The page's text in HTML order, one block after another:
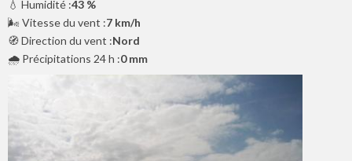
💧 Humidité :43 %
🌬️ Vitesse du vent :7 km/h
🧭 Direction du vent :Nord
🌧️ Précipitations 24 h :0 mm